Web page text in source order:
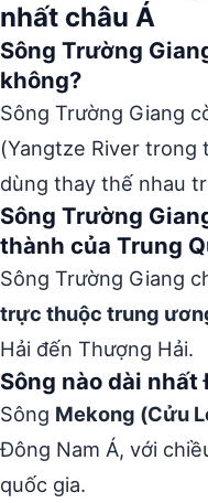
nhất châu Á
Sông Trường
không?
Sông Trường Giang
(Yangtze River trong
dùng thay thế nhau
Sông Trường
thành của Trung
Sông Trường Giang
trực thuộc trung
Hải đến Thượng Hải.
Sông nào dài nhất
Sông Mekong (Cửu
Đông Nam Á, với
quốc gia.